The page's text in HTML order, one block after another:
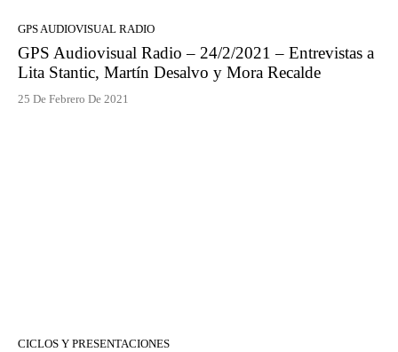
GPS AUDIOVISUAL RADIO
GPS Audiovisual Radio – 24/2/2021 – Entrevistas a
Lita Stantic, Martín Desalvo y Mora Recalde
25 De Febrero De 2021
CICLOS Y PRESENTACIONES